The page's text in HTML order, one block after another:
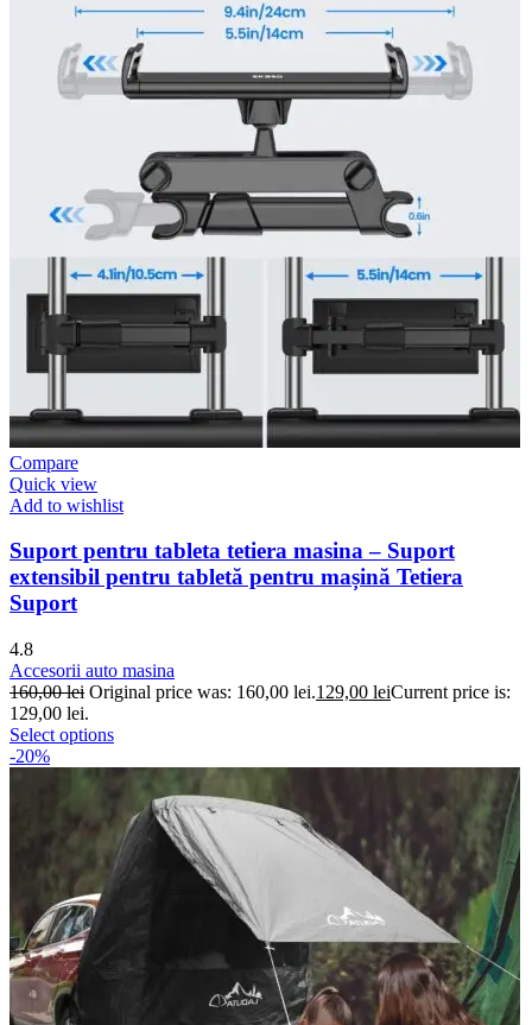
Compare
Quick view
Add to wishlist
Suport pentru tableta tetiera masina – Suport
extensibil pentru tabletă pentru mașină Tetiera
Suport
4.8
Accesorii auto masina
160,00lei Original price was: 160,00 lei.129,00 leiCurrent price is:
129,00 lei.
Select options
-20%